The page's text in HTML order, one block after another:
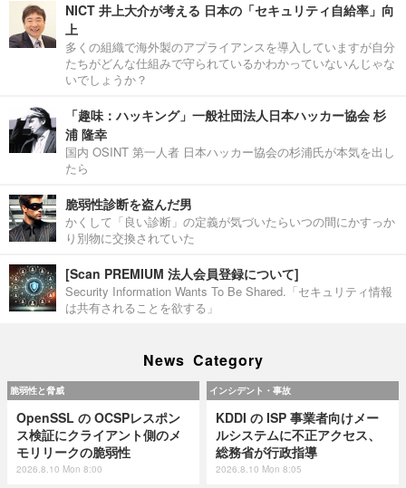
NICT 井上大介が考える 日本の「セキュリティ自給率」向
上
多くの組織で海外製のアプライアンスを導入していますが自分
たちがどんな仕組みで守られているかわかっていないんじゃな
いでしょうか？
「趣味：ハッキング」一般社団法人日本ハッカー協会 杉
浦 隆幸
国内 OSINT 第一人者 日本ハッカー協会の杉浦氏が本気を出し
たら
脆弱性診断を盗んだ男
かくして「良い診断」の定義が気づいたらいつの間にかすっか
り別物に交換されていた
[Scan PREMIUM 法人会員登録について]
Security Information Wants To Be Shared.「セキュリティ情報
は共有されることを欲する」
News Category
脆弱性と脅威
OpenSSL の OCSPレスポン
ス検証にクライアント側のメ
モリリークの脆弱性
2026.8.10 Mon 8:00
インシデント・事故
KDDI の ISP 事業者向けメー
ルシステムに不正アクセス、
総務省が行政指導
2026.8.10 Mon 8:05